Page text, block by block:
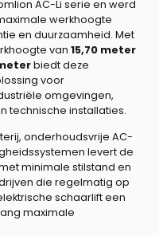
AC-Li serie en werd
werkhoogte
en duurzaamheid. Met
van15,70 meter
biedt deze
voor
omgevingen,
technische installaties.
onderhoudsvrije AC-
levert de
minimale stilstand en
die regelmatig op
schaarlift een
maximale